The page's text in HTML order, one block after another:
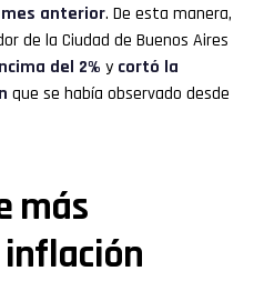
anterior. De esta manera,
de la Ciudad de Buenos Aires
del 2% y cortó la
que se había observado desde
más